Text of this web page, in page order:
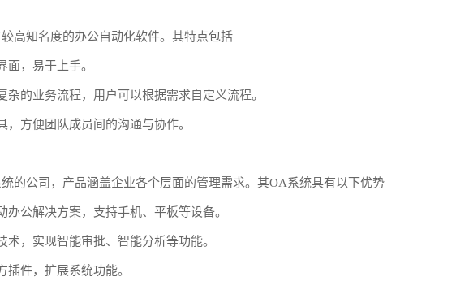
高知名度的办公自动化软件。其特点包括
面，易于上手。
的业务流程，用户可以根据需求自定义流程。
方便团队成员间的沟通与协作。
的公司，产品涵盖企业各个层面的管理需求。其OA系统具有以下优势
公解决方案，支持手机、平板等设备。
，实现智能审批、智能分析等功能。
件，扩展系统功能。